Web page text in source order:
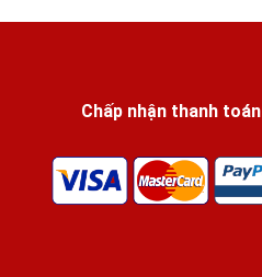
Chấp nhận thanh toán